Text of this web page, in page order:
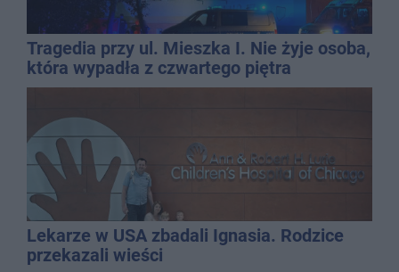
Tragedia przy ul. Mieszka I. Nie żyje osoba,
która wypadła z czwartego piętra
Lekarze w USA zbadali Ignasia. Rodzice
przekazali wieści